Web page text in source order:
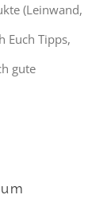
(Leinwand,
Euch Tipps,
gute